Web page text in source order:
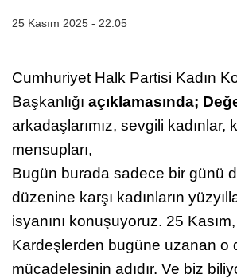
25 Kasım 2025 - 22:05
Cumhuriyet Halk Partisi Kadın
Başkanlığı açıklamasında;
arkadaşlarımız, sevgili kadınlar,
mensupları,
Bugün burada sadece bir günü
düzenine karşı kadınların
isyanını konuşuyoruz. 25
Kardeşlerden bugüne uzanan o
mücadelesinin adıdır. Ve biz